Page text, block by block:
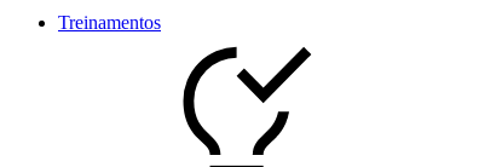
Treinamentos